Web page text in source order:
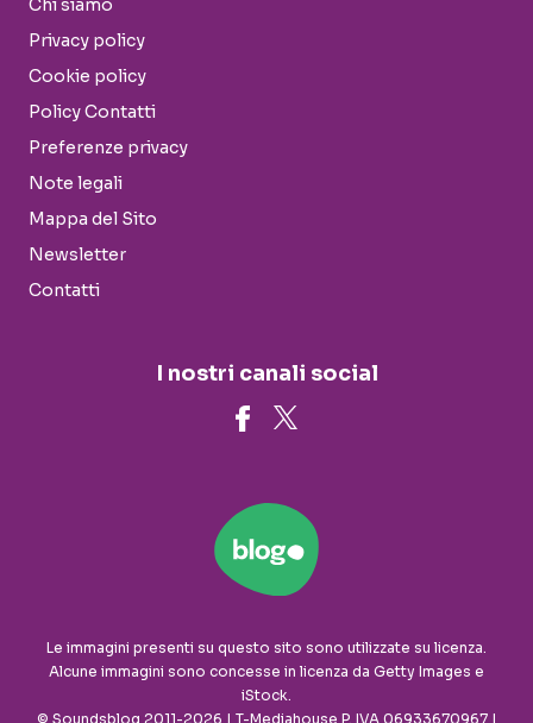
Chi siamo
Privacy policy
Cookie policy
Policy Contatti
Preferenze privacy
Note legali
Mappa del Sito
Newsletter
Contatti
I nostri canali social
Le immagini presenti su questo sito sono utilizzate su licenza.
Alcune immagini sono concesse in licenza da Getty Images e
iStock.
© Soundsblog 2011-2026 | T-Mediahouse P. IVA 06933670967 |